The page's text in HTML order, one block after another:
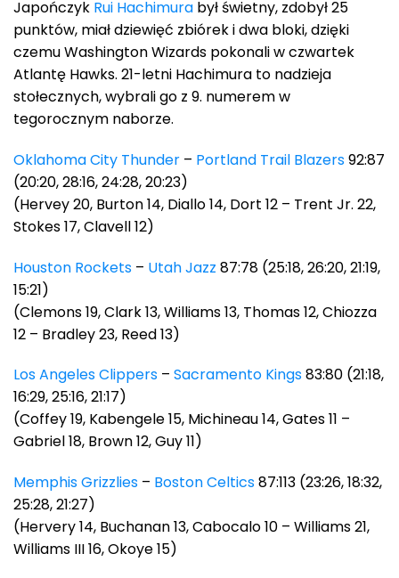
Japończyk Rui Hachimura był świetny, zdobył 25
punktów, miał dziewięć zbiórek i dwa bloki, dzięki
czemu Washington Wizards pokonali w czwartek
Atlantę Hawks. 21-letni Hachimura to nadzieja
stołecznych, wybrali go z 9. numerem w
tegorocznym naborze.
Oklahoma City Thunder – Portland Trail Blazers92:87
(20:20, 28:16, 24:28, 20:23)
(Hervey 20, Burton 14, Diallo 14, Dort 12 – Trent Jr. 22,
Stokes 17, Clavell 12)
Houston Rockets – Utah Jazz 87:78 (25:18, 26:20, 21:19,
15:21)
(Clemons 19, Clark 13, Williams 13, Thomas 12, Chiozza
12 – Bradley 23, Reed 13)
Los Angeles Clippers – Sacramento Kings83:80 (21:18,
16:29, 25:16, 21:17)
(Coffey 19, Kabengele 15, Michineau 14, Gates 11 –
Gabriel 18, Brown 12, Guy 11)
Memphis Grizzlies – Boston Celtics87:113 (23:26, 18:32,
25:28, 21:27)
(Hervery 14, Buchanan 13, Cabocalo 10 – Williams 21,
Williams III 16, Okoye 15)